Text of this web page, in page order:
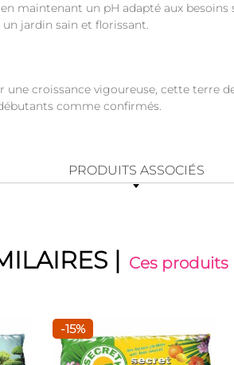
maintenant un pH adapté aux
jardin sain et florissant.
croissance vigoureuse, cette
comme confirmés.
PRODUITS ASSOCIÉS
| Ces
-15%